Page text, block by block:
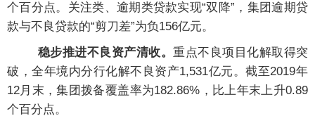
个百分点。关注类、逾期类贷款实现“双降”，集团逾期贷
款与不良贷款的“剪刀差”为负156亿元。
稳步推进不良资产清收。重点不良项目化解取得突
破，全年境内分行化解不良资产1,531亿元。截至2019年
12月末，集团拨备覆盖率为182.86%，比上年末上升0.89
个百分点。